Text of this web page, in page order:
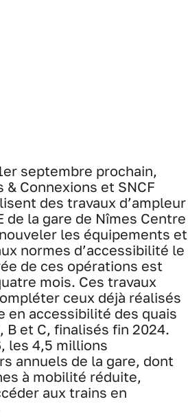
septembre prochain,
& Connexions et SNCF
des travaux d’ampleur
de la gare de Nîmes Centre
les équipements et
normes d’accessibilité le
de ces opérations est
mois. Ces travaux
ceux déjà réalisés
en accessibilité des quais
B et C, finalisés fin 2024.
les 4,5 millions
annuels de la gare, dont
à mobilité réduite,
aux trains en